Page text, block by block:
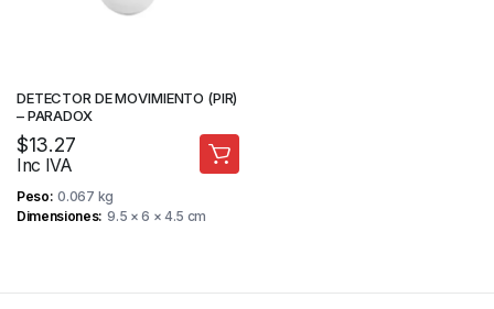
DETECTOR DE MOVIMIENTO (PIR)
– PARADOX
$13.27
Inc IVA
Peso 0.067 kg
Dimensiones 9.5 × 6 × 4.5 cm